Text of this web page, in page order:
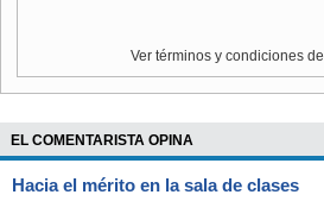
Ver términos y condiciones
EL COMENTARISTA OPINA
Hacia el mérito en la sala de clases